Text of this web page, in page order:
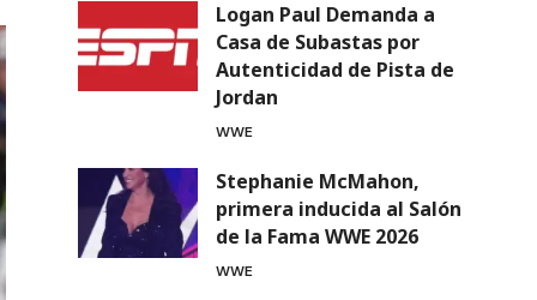
Logan Paul Demanda a
Casa de Subastas por
Autenticidad de Pista de
Jordan
WWE
Stephanie McMahon,
primera inducida al Salón
de la Fama WWE 2026
WWE